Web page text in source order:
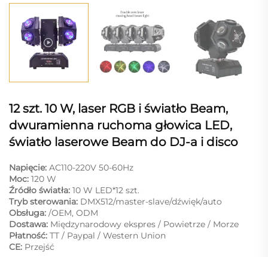
12 szt. 10 W, laser RGB i światło Beam,
dwuramienna ruchoma głowica LED,
światło laserowe Beam do DJ-a i disco
Napięcie: AC110-220V 50-60Hz
Moc: 120 W
Źródło światła: 10 W LED*12 szt.
Tryb sterowania: DMX512/master-slave/dźwięk/auto
Obsługa: /OEM, ODM
Dostawa: Międzynarodowy ekspres / Powietrze / Morze
Płatność: TT / Paypal / Western Union
CE: Przejść